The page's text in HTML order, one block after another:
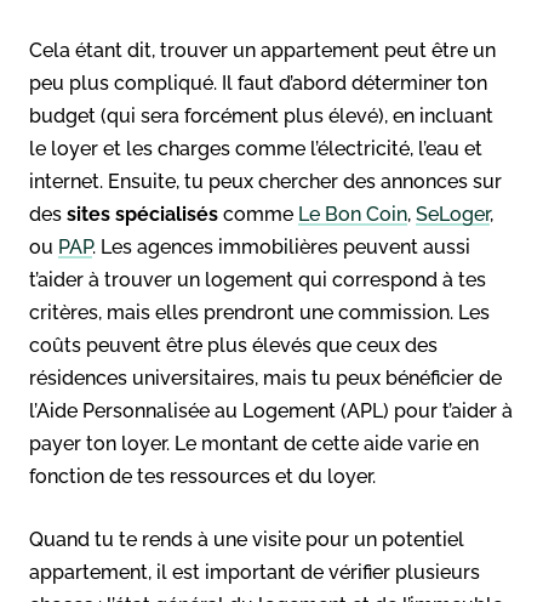
Cela étant dit, trouver un appartement peut être un
peu plus compliqué. Il faut d’abord déterminer ton
budget (qui sera forcément plus élevé), en incluant
le loyer et les charges comme l’électricité, l’eau et
internet. Ensuite, tu peux chercher des annonces sur
des sites spécialisés comme Le Bon Coin, SeLoger,
ou PAP. Les agences immobilières peuvent aussi
t’aider à trouver un logement qui correspond à tes
critères, mais elles prendront une commission. Les
coûts peuvent être plus élevés que ceux des
résidences universitaires, mais tu peux bénéficier de
l’Aide Personnalisée au Logement (APL) pour t’aider à
payer ton loyer. Le montant de cette aide varie en
fonction de tes ressources et du loyer.
Quand tu te rends à une visite pour un potentiel
appartement, il est important de vérifier plusieurs